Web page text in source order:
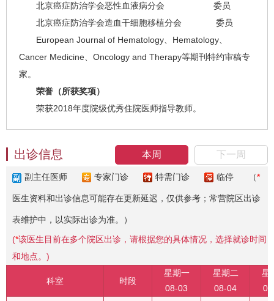
北京癌症防治学会恶性血液病分会 委员
北京癌症防治学会造血干细胞移植分会 委员
European Journal of Hematology、Hematology、
Cancer Medicine、Oncology and Therapy等期刊特约审稿专
家。
荣誉（所获奖项）
荣获2018年度院级优秀住院医师指导教师。
本周 下一周
出诊信息
副主任医师 专家门诊 特需门诊 临停 （*
医生资料和出诊信息可能存在更新延迟，仅供参考；常营院区出诊
表维护中，以实际出诊为准。）
(*该医生目前在多个院区出诊，请根据您的具体情况，选择就诊时间
和地点。)
科室 时段
星期一
08-03
星期二
08-04
星